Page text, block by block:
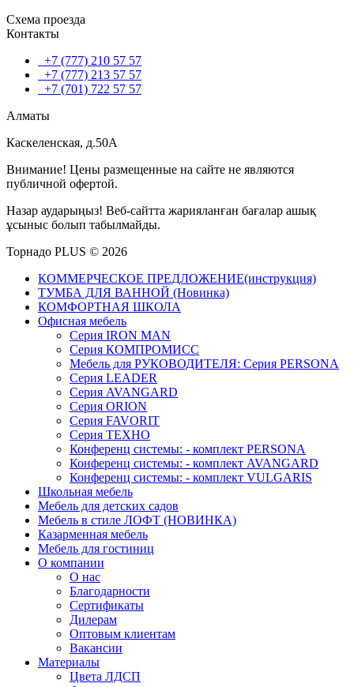
Схема проезда
Контакты
+7 (777) 210 57 57
+7 (777) 213 57 57
+7 (701) 722 57 57
Алматы
Каскеленская, д.50А
Внимание! Цены размещенные на сайте не являются
публичной офертой.
Назар аударыңыз! Веб-сайтта жарияланған бағалар ашық
ұсыныс болып табылмайды.
Торнадо PLUS © 2026
КОММЕРЧЕСКОЕ ПРЕДЛОЖЕНИЕ(инструкция)
ТУМБА ДЛЯ ВАННОЙ (Новинка)
КОМФОРТНАЯ ШКОЛА
Офисная мебель
Серия IRON MAN
Серия КОМПРОМИСС
Мебель для РУКОВОДИТЕЛЯ: Серия PERSONA
Серия LEADER
Серия AVANGARD
Серия ORION
Серия FAVORIT
Серия ТЕХНО
Конференц системы: - комплект PERSONA
Конференц системы: - комплект AVANGARD
Конференц системы: - комплект VULGARIS
Школьная мебель
Мебель для детских садов
Мебель в стиле ЛОФТ (НОВИНКА)
Казарменная мебель
Мебель для гостиниц
О компании
О нас
Благодарности
Сертификаты
Дилерам
Оптовым клиентам
Вакансии
Материалы
Цвета ЛДСП